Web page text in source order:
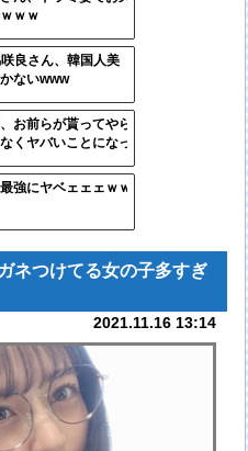
ｗｗ
咲良さん、韓国人美
ないwww
お前らが貰ってやら
くヤバいことになっ
強にヤベェェェｗｗ
ネつけてる女の子多すぎ
2021.11.16 13:14